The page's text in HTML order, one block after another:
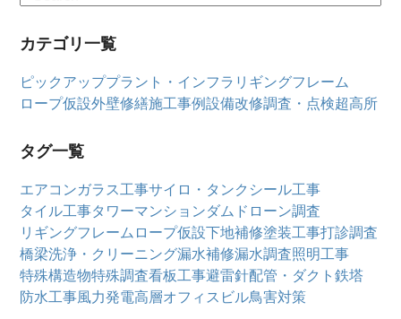
カテゴリ一覧
ピックアッププラント・インフラ リギングフレーム
ロープ仮設外壁修繕施工事例設備改修調査・点検超高所
タグ一覧
エアコンガラス工事サイロ・タンク シール工事
タイル工事タワーマンションダム ドローン調査
リギングフレームロープ仮設下地補修塗装工事打診調査
橋梁洗浄・クリーニング漏水補修漏水調査照明工事
特殊構造物特殊調査看板工事避雷針配管・ダクト鉄塔
防水工事風力発電高層オフィスビル鳥害対策